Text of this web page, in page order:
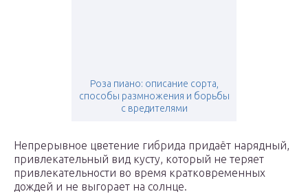
Роза пиано: описание сорта,
способы размножения и борьбы
с вредителями
Непрерывное цветение гибрида придаёт нарядный,
привлекательный вид кусту, который не теряет
привлекательности во время кратковременных
дождей и не выгорает на солнце.